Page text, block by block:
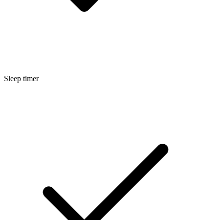
Sleep timer